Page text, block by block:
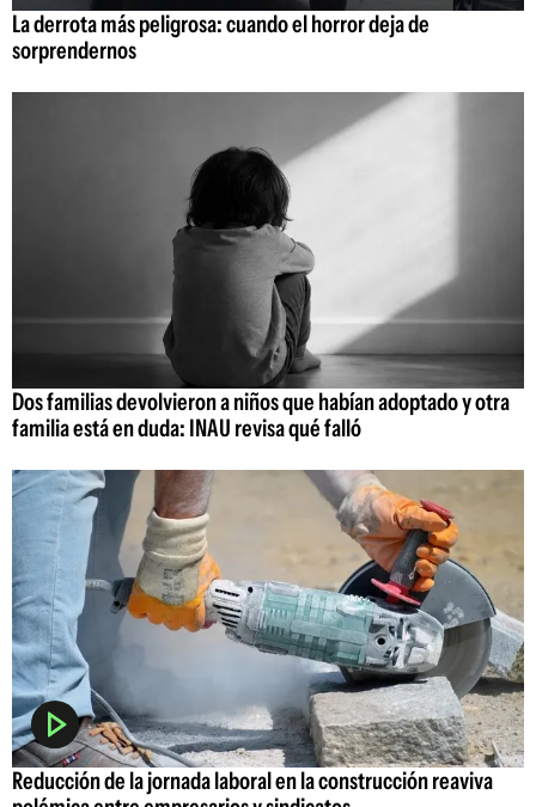
La derrota más peligrosa: cuando el horror deja de
sorprendernos
Dos familias devolvieron a niños que habían adoptado y otra
familia está en duda: INAU revisa qué falló
Reducción de la jornada laboral en la construcción reaviva